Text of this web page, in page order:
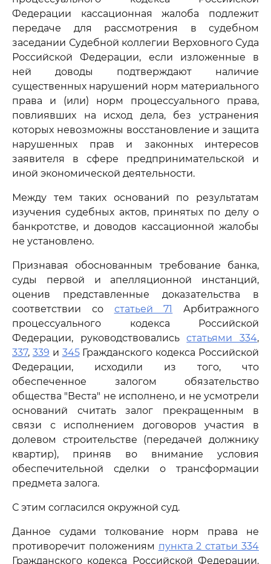
Федерации кассационная жалоба подлежит
передаче для рассмотрения в судебном
заседании Судебной коллегии Верховного Суда
Российской Федерации, если изложенные в
ней доводы подтверждают наличие
существенных нарушений норм материального
права и (или) норм процессуального права,
повлиявших на исход дела, без устранения
которых невозможны восстановление и защита
нарушенных прав и законных интересов
заявителя в сфере предпринимательской и
иной экономической деятельности.
Между тем таких оснований по результатам
изучения судебных актов, принятых по делу о
банкротстве, и доводов кассационной жалобы
не установлено.
Признавая обоснованным требование банка,
суды первой и апелляционной инстанций,
оценив представленные доказательства в
соответствии со статьей 71
Арбитражного
процессуального кодекса Российской
Федерации, руководствовалисьстатьями 334,
337, 339 и 345Гражданского кодекса Российской
Федерации, исходили из того, что
обеспеченное залогом обязательство
общества "Веста" не исполнено, и не усмотрели
оснований считать залог прекращенным в
связи с исполнением договоров участия в
долевом строительстве (передачей должнику
квартир), приняв во внимание условия
обеспечительной сделки о трансформации
предмета залога.
С этим согласился окружной суд.
Данное судами толкование норм права не
противоречит положениям пункта 2 статьи 334
Гражданского кодекса Российской Федерации.